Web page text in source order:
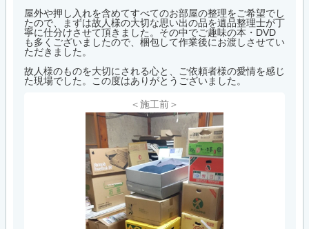
屋外や押し入れを含めてすべてのお部屋の整理をご希望でし
たので、まずは故人様の大切な思い出の品を遺品整理士が丁
寧に仕分けさせて頂きました。その中でご趣味の本・DVD
も多くございましたので、梱包して作業後にお渡しさせてい
ただきました。
故人様のものを大切にされる心と、ご依頼者様の愛情を感じ
た現場でした。この度はありがとうございました。
＜施工前＞